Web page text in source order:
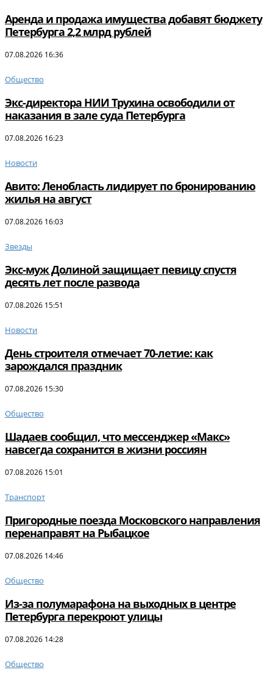
Аренда и продажа имущества добавят бюджету
Петербурга 2,2 млрд рублей
07.08.2026 16:36
Общество
Экс-директора НИИ Трухина освободили от
наказания в зале суда Петербурга
07.08.2026 16:23
Новости
Авито: Ленобласть лидирует по бронированию
жилья на август
07.08.2026 16:03
Звезды
Экс-муж Долиной защищает певицу спустя
десять лет после развода
07.08.2026 15:51
Новости
День строителя отмечает 70-летие: как
зарождался праздник
07.08.2026 15:30
Общество
Шадаев сообщил, что мессенджер «Макс»
навсегда сохранится в жизни россиян
07.08.2026 15:01
Транспорт
Пригородные поезда Московского направления
перенаправят на Рыбацкое
07.08.2026 14:46
Общество
Из-за полумарафона на выходных в центре
Петербурга перекроют улицы
07.08.2026 14:28
Общество